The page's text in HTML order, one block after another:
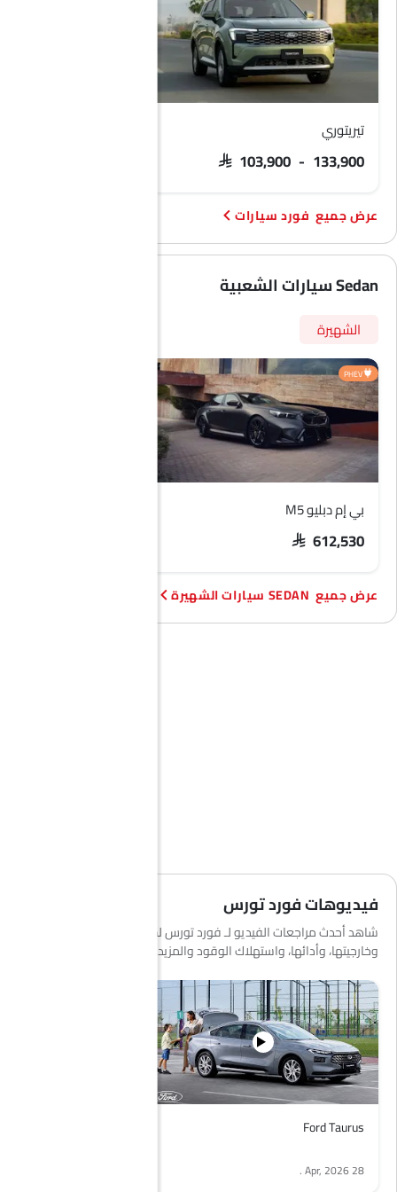
تيريتوري
SAR 103,900 - 133,900
فورد سيارات
Sedan سيارات الشعبية
الشهيرة
PHEV
بي إم دبليو M5
SAR 612,530
SEDAN سيارات الشهيرة
فيديوهات فورد تورس
شاهد أحدث مراجعات الفيديو لـ فورد تورس لمعرفة المزيد عن داخليتها،
وخارجيتها، وأدائها، واستهلاك الوقود والمزيد.
Ford Taurus
28 Apr, 2026
.